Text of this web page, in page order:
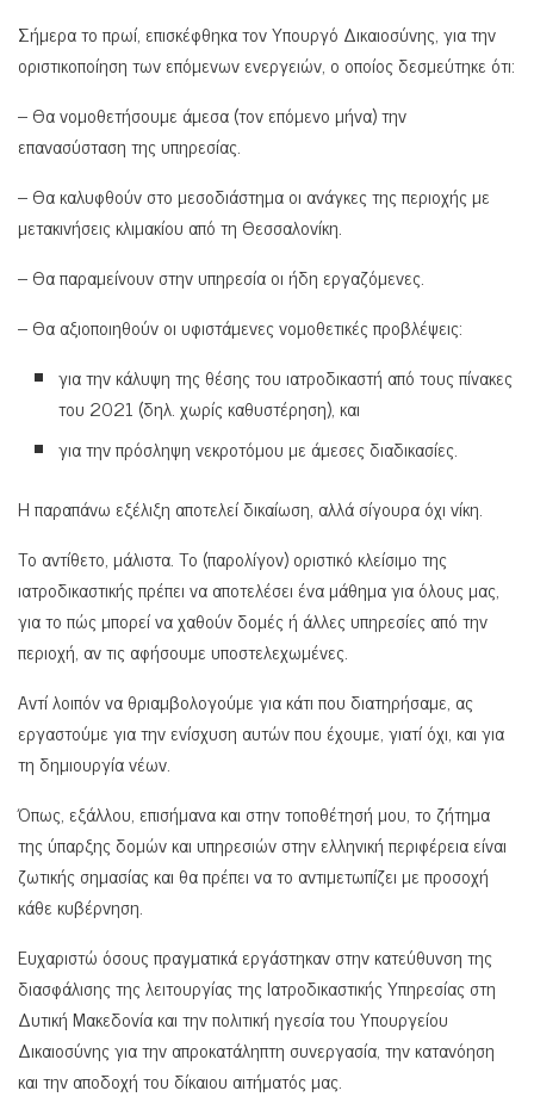
Σήμερα το πρωί, επισκέφθηκα τον Υπουργό Δικαιοσύνης, για την
οριστικοποίηση των επόμενων ενεργειών, ο οποίος δεσμεύτηκε ότι:
– Θα νομοθετήσουμε άμεσα (τον επόμενο μήνα) την
επανασύσταση της υπηρεσίας.
– Θα καλυφθούν στο μεσοδιάστημα οι ανάγκες της περιοχής με
μετακινήσεις κλιμακίου από τη Θεσσαλονίκη.
– Θα παραμείνουν στην υπηρεσία οι ήδη εργαζόμενες.
– Θα αξιοποιηθούν οι υφιστάμενες νομοθετικές προβλέψεις:
για την κάλυψη της θέσης του ιατροδικαστή από τους πίνακες
του 2021 (δηλ. χωρίς καθυστέρηση), και
για την πρόσληψη νεκροτόμου με άμεσες διαδικασίες.
Η παραπάνω εξέλιξη αποτελεί δικαίωση, αλλά σίγουρα όχι νίκη.
Το αντίθετο, μάλιστα. Το (παρολίγον) οριστικό κλείσιμο της
ιατροδικαστικής πρέπει να αποτελέσει ένα μάθημα για όλους μας,
για το πώς μπορεί να χαθούν δομές ή άλλες υπηρεσίες από την
περιοχή, αν τις αφήσουμε υποστελεχωμένες.
Αντί λοιπόν να θριαμβολογούμε για κάτι που διατηρήσαμε, ας
εργαστούμε για την ενίσχυση αυτών που έχουμε, γιατί όχι, και για
τη δημιουργία νέων.
Όπως, εξάλλου, επισήμανα και στην τοποθέτησή μου, το ζήτημα
της ύπαρξης δομών και υπηρεσιών στην ελληνική περιφέρεια είναι
ζωτικής σημασίας και θα πρέπει να το αντιμετωπίζει με προσοχή
κάθε κυβέρνηση.
Ευχαριστώ όσους πραγματικά εργάστηκαν στην κατεύθυνση της
διασφάλισης της λειτουργίας της Ιατροδικαστικής Υπηρεσίας στη
Δυτική Μακεδονία και την πολιτική ηγεσία του Υπουργείου
Δικαιοσύνης για την απροκατάληπτη συνεργασία, την κατανόηση
και την αποδοχή του δίκαιου αιτήματός μας.